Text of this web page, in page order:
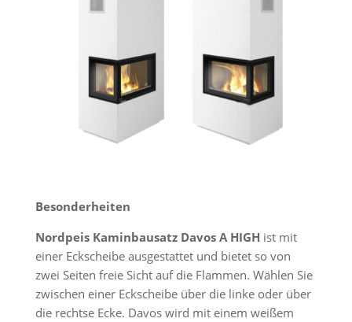
Besonderheiten
Nordpeis Kaminbausatz Davos A HIGH ist mit
einer Eckscheibe ausgestattet und bietet so von
zwei Seiten freie Sicht auf die Flammen. Wählen Sie
zwischen einer Eckscheibe über die linke oder über
die rechtse Ecke. Davos wird mit einem weißem